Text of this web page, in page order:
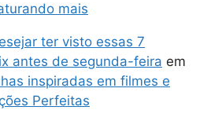
mais
ter visto essas 7
antes de segunda-feira em
inspiradas em filmes e
Perfeitas